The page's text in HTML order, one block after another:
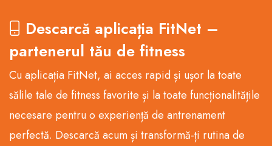
Descarcă aplicația FitNet –
partenerul tău de fitness
Cu aplicația FitNet, ai acces rapid și ușor la toate
sălile tale de fitness favorite și la toate funcționalitățile
necesare pentru o experiență de antrenament
perfectă. Descarcă acum și transformă-ți rutina de